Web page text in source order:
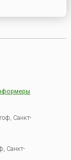
Санкт-
Санкт-